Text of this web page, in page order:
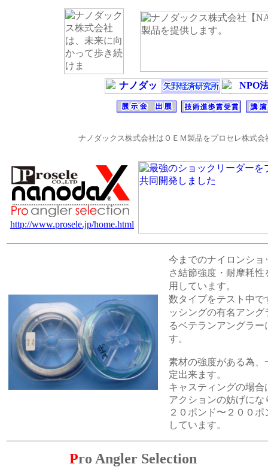
ナノダックス株式会社はＯＥＭ製品をプロセレ株式
http://www.prosele.jp/home.html
今までのナイロンシ
さ結節強度・耐摩耗
用しています。
数タイプをテスト中
ッシングの有名アン
るベテランアングラ
す。
素材の強度がある為
定出来ます。
キャスティングの場
アクションの妨げにな
２０ポンド〜２００
しています。
Pro Angler Selection